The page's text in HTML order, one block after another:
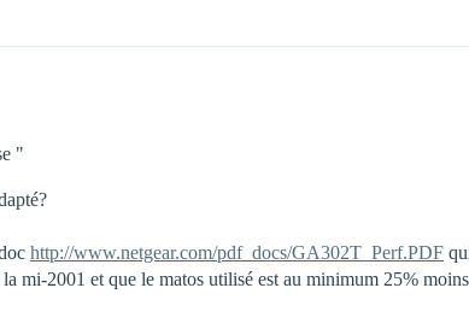
"
http://www.netgear.com/pdf_docs/GA302T_Perf.PDF
mi-2001 et que le matos utilisé est au minimum 25%